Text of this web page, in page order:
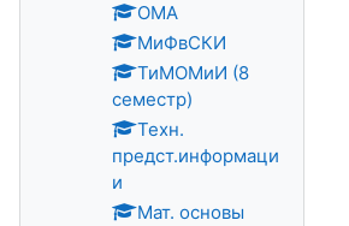
ОМА
МиФвСКИ
ТиМОМиИ (8
семестр)
Техн.
предст.информаци
и
Мат. основы